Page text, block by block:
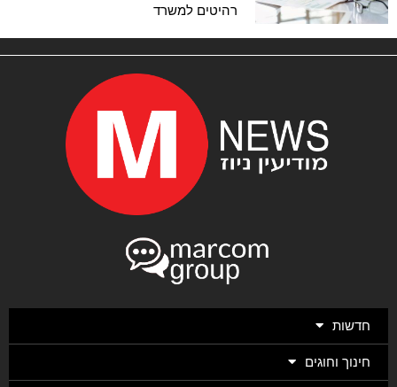
רהיטים למשרד
חדשות
חינוך וחוגים